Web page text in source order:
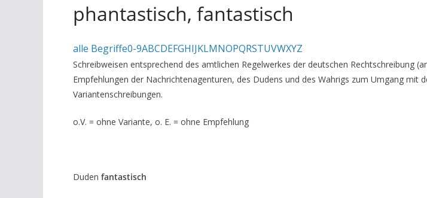
phantastisch, fantastisch
alle Begriffe0-9ABCDEFGHIJKLMNOPQRSTUVWXYZ
Schreibweisen entsprechend des amtlichen Regelwerkes der deutschen Rechtschreibung
Empfehlungen der Nachrichtenagenturen, des Dudens und des Wahrigs zum Umgang mit
Variantenschreibungen.
o.V. = ohne Variante, o. E. = ohne Empfehlung
Duden fantastisch